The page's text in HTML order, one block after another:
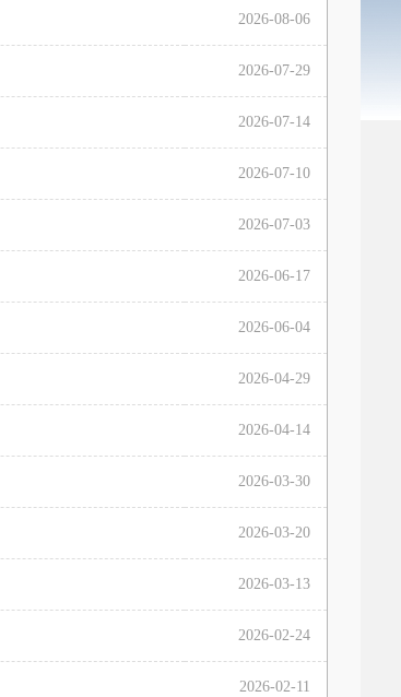
2026-08-06
2026-07-29
2026-07-14
2026-07-10
2026-07-03
2026-06-17
2026-06-04
2026-04-29
2026-04-14
2026-03-30
2026-03-20
2026-03-13
2026-02-24
2026-02-11